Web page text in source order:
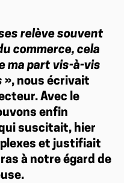
relève souvent
commerce, cela
ma part vis-à-vis
», nous écrivait
Avec le
enfin
suscitait, hier
et justifiait
à notre égard de